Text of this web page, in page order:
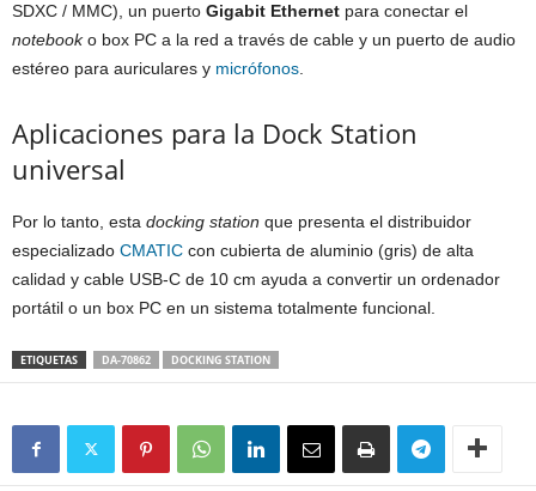
SDXC / MMC), un puerto Gigabit Ethernet para conectar el
notebooko box PC a la red a través de cable y un puerto de audio
estéreo para auriculares y micrófonos
Aplicaciones para la Dock Station
universal
Por lo tanto, esta docking station que presenta el distribuidor
especializado CMATIC con cubierta de aluminio (gris) de alta
calidad y cable USB-C de 10 cm ayuda a convertir un ordenador
portátil o un box PC en un sistema totalmente funcional.
ETIQUETAS DA-70862 DOCKING STATION